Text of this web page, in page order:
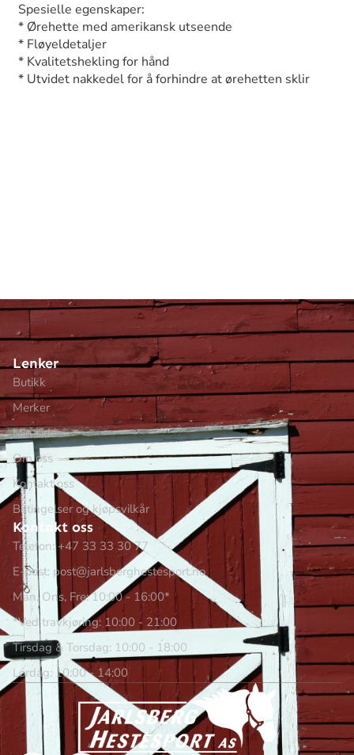
Spesielle egenskaper:
* Ørehette med amerikansk utseende
* Fløyeldetaljer
* Kvalitetshekling for hånd
* Utvidet nakkedel for å forhindre at ørehetten sklir
Lenker
Butikk
Merker
Min side
Om oss
Kontakt oss
Betingelser og kjøpsvilkår
Kontakt oss
Telefon: +47 33 33 30 77
E-post: post@jarlsberghestesport.no
Man, Ons, Fre: 10:00 - 16:00*
*Ved travkjøring: 10:00 - 21:00
Tirsdag & Torsdag: 10:00 - 18:00
Lørdag: 10:00 - 14:00